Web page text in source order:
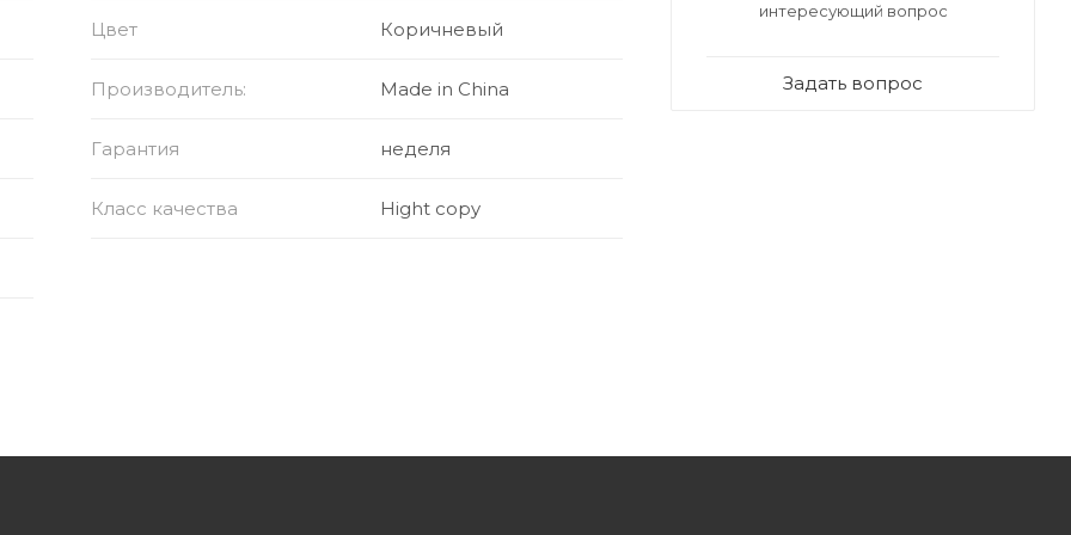
LABUBU
Цвет Коричневый
Производитель: Made in China
Гарантия неделя
Класс качества Hight copy
интересующий вопрос
Задать вопрос